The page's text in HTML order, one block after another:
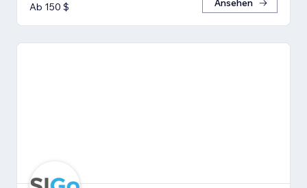
Ab 150 $
Ansehen